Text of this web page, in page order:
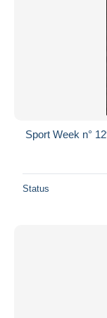
Sport Week n°
Status